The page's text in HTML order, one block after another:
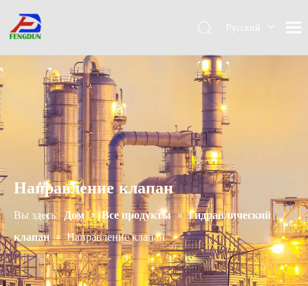
Pусский
简体中
Направление клапан
Вы здесь: Дом » Все продукты » Гидравлический
клапан » Направление клапан